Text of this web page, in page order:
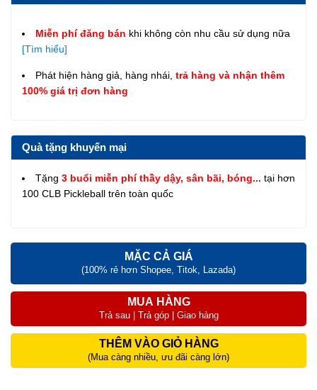
Miễn phí đăng bán khi không còn nhu cầu sử dụng nữa
[Tìm hiểu]
Phát hiện hàng giả, hàng nhái, trả hàng và nhận thêm
100% giá trị đơn hàng
Quà tặng khuyến mại
Tặng 3 buổi miễn phí thầy dậy, sân bãi, bóng... tại hơn
100 CLB Pickleball trên toàn quốc
MẶC CẢ GIÁ
(100% rẻ hơn Shopee, Titok, Lazada)
MUA HÀNG
Trả sau | Trả góp | Giao hàng
THÊM VÀO GIỎ HÀNG
(Mua càng nhiều, ưu đãi càng lớn)